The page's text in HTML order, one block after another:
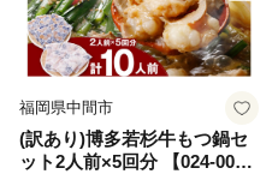
福岡県中間市
(訳あり)博多若杉牛もつ鍋セ
ット2人前×5回分 【024-002